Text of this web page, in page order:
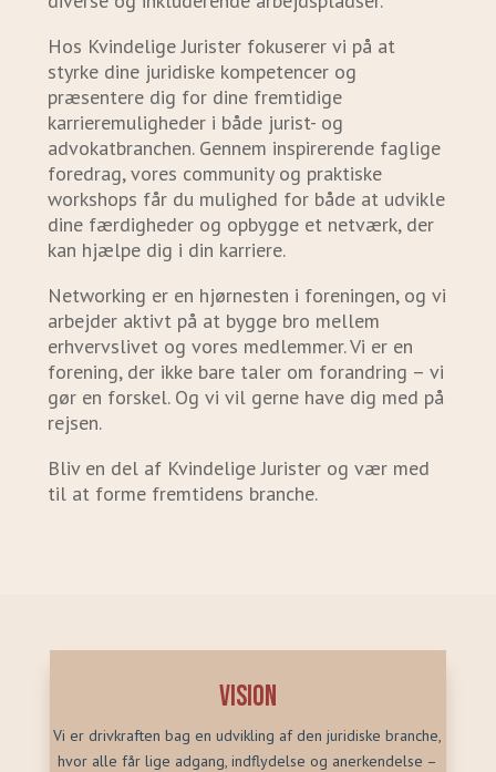
Hos Kvindelige Jurister fokuserer vi på at
styrke dine juridiske kompetencer og
præsentere dig for dine fremtidige
karrieremuligheder i både jurist- og
advokatbranchen. Gennem inspirerende faglige
foredrag, vores community og praktiske
workshops får du mulighed for både at udvikle
dine færdigheder og opbygge et netværk, der
kan hjælpe dig i din karriere.
Networking er en hjørnesten i foreningen, og vi
arbejder aktivt på at bygge bro mellem
erhvervslivet og vores medlemmer. Vi er en
forening, der ikke bare taler om forandring – vi
gør en forskel. Og vi vil gerne have dig med på
rejsen.
Bliv en del af Kvindelige Jurister og vær med
til at forme fremtidens branche.
Vision
Vi er drivkraften bag en udvikling af den juridiske branche,
hvor alle får lige adgang, indflydelse og anerkendelse –